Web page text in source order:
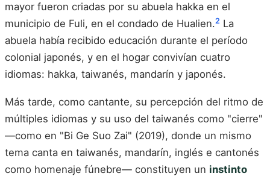
mayor fueron criadas por su abuela hakka en el
municipio de Fuli, en el condado de Hualien.2 La
abuela había recibido educación durante el período
colonial japonés, y en el hogar convivían cuatro
idiomas: hakka, taiwanés, mandarín y japonés.
Más tarde, como cantante, su percepción del ritmo de
múltiples idiomas y su uso del taiwanés como "cierre"
—como en "Bi Ge Suo Zai" (2019), donde un mismo
tema canta en taiwanés, mandarín, inglés e cantonés
como homenaje fúnebre— constituyen un instinto